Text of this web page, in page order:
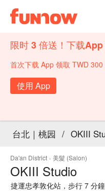
限时 3 倍送！下载App
首次下载 App 领取 TWD 300
使用 App
台北｜桃园 / OKIII
Da'an District · 美髮 (Salon)
OKIII Studio
捷運忠孝敦化站，步行 7 分鐘